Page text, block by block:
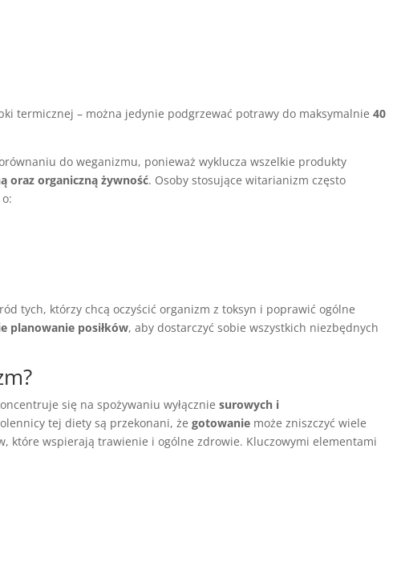
termicznej – można jedynie podgrzewać potrawy do maksymalnie40
do weganizmu, ponieważ wyklucza wszelkie produkty
oraz organiczną żywność. Osoby stosujące witarianizm często
tych, którzy chcą oczyścić organizm z toksyn i poprawić ogólne
planowanie posiłków, aby dostarczyć sobie wszystkich niezbędnych
się na spożywaniu wyłączniesurowych i
tej diety są przekonani, żegotowanie może zniszczyć wiele
które wspierają trawienie i ogólne zdrowie. Kluczowymi elementami